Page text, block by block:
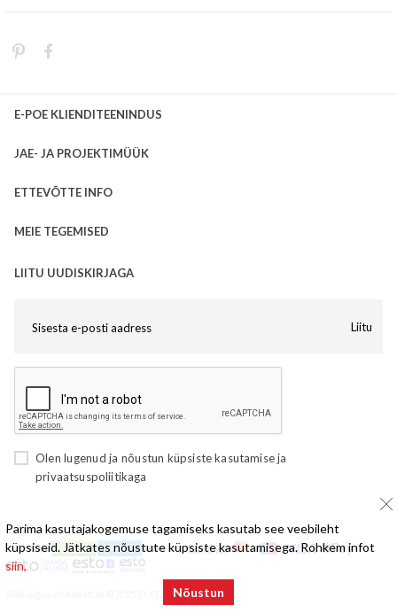
E-POE KLIENDITEENINDUS
JAE- JA PROJEKTIMÜÜK
ETTEVÕTTE INFO
MEIE TEGEMISED
LIITU UUDISKIRJAGA
Liitu
Olen lugenud ja nõustun küpsiste kasutamiseja
privaatsuspoliitikaga
Kõik õigused kaitstud © 2025 ELKE Mööbel
Parima kasutajakogemuse tagamiseks kasutab see veebileht
küpsiseid. Jätkates nõustute küpsiste kasutamisega. Rohkem infot
siin,
Nõustun